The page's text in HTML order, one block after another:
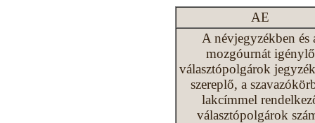
AE
A névjegyzékben és
mozgóurnát igénylő
választópolgárok
szereplő, a
lakcímmel
választópolgárok